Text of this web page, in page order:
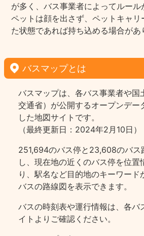
が多く、バス事業者によってルール
ペットは顔を出さず、ペットキャリ
た状態であれば持ち込める場合があ
バスマップとは
バスマップは、各バス事業者や国
交通省）が公開するオープンデー
した地図サイトです。
（最終更新日：2024年2月10日）
251,694のバス停と23,608のバス
し、現在地の近くのバス停を位置
り、駅名など目的地のキーワード
バスの路線図を表示できます。
バスの時刻表や運行情報は、各バ
イトよりご確認ください。